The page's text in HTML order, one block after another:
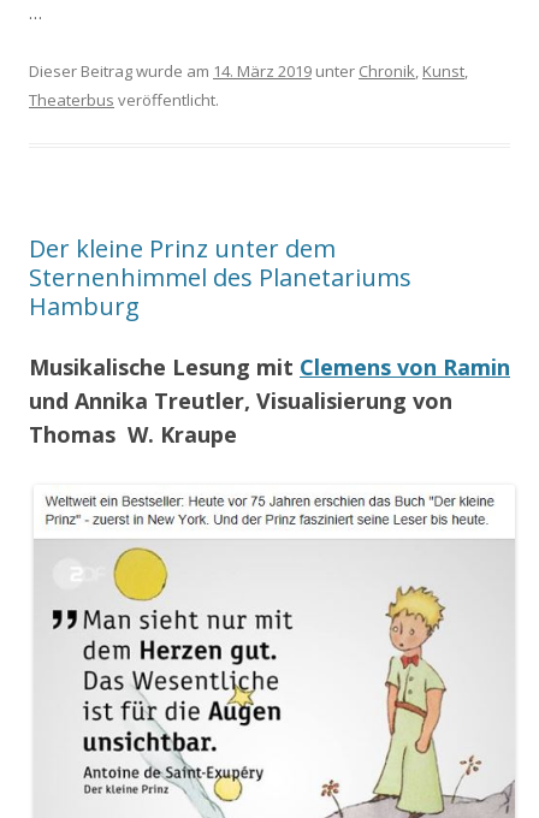
…
Dieser Beitrag wurde am 14. März 2019 unter Chronik Kunst
Theaterbus veröffentlicht.
Der kleine Prinz unter dem
Sternenhimmel des Planetariums
Hamburg
Musikalische Lesung mit Clemens von Ramin
und Annika Treutler, Visualisierung von
Thomas W. Kraupe